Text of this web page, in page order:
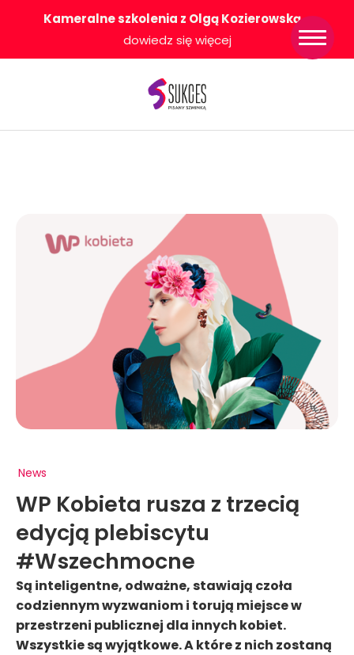
Kameralne szkolenia z Olgą Kozierowską-
dowiedz się więcej
News
WP Kobieta rusza z trzecią
edycją plebiscytu
#Wszechmocne
Są inteligentne, odważne, stawiają czoła
codziennym wyzwaniom i torują miejsce w
przestrzeni publicznej dla innych kobiet.
Wszystkie są wyjątkowe. A które z nich zostaną
Strona główna
Konkurs Sukces